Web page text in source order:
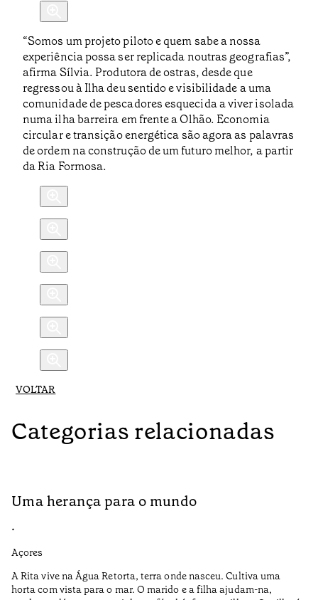
“Somos um projeto piloto e quem sabe a nossa
experiência possa ser replicada noutras geografias”,
afirma Sílvia. Produtora de ostras, desde que
regressou à Ilha deu sentido e visibilidade a uma
comunidade de pescadores esquecida a viver isolada
numa ilha barreira em frente a Olhão. Economia
circular e transição energética são agora as palavras
de ordem na construção de um futuro melhor, a partir
da Ria Formosa.
VOLTAR
Categorias relacionadas
Uma herança para o mundo
•
Açores
A Rita vive na Água Retorta, terra onde nasceu. Cultiva uma
horta com vista para o mar. O marido e a filha ajudam-na,